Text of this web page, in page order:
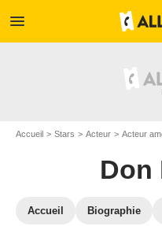
menu
Accueil Stars Acteur Acteur
Don
Accueil Biographie